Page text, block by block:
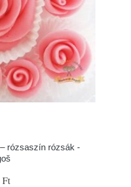
rózsaszín rózsák -
Ft